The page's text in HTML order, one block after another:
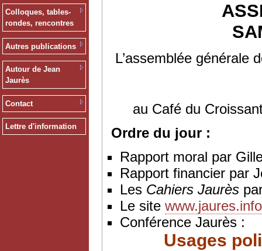
Colloques, tables-
rondes, rencontres
Autres publications
Autour de Jean
Jaurès
Contact
Lettre d'information
L’assemblée générale
au Café du
Ordre du jour :
Rapport moral par
Rapport financier par
Les Cahiers Jaurès
Le site www.jaures.info
Conférence Jaurès :
Usages